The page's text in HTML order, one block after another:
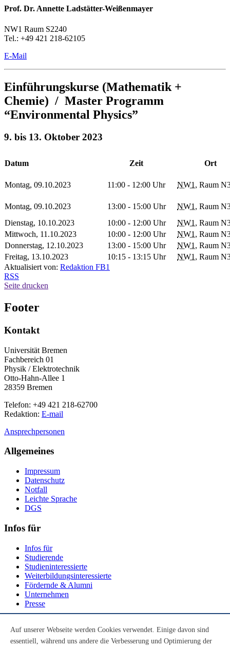
Prof. Dr. Annette Ladstätter-Weißenmayer
NW1 Raum S2240
Tel.: +49 421 218-62105
E-Mail
Einführungskurse (Mathematik +
Chemie) / Master Programm
“Environmental Physics”
9. bis 13. Oktober 2023
Datum Zeit Ort
Montag, 09.10.2023 11:00 - 12:00 Uhr NW1 , Raum
Montag, 09.10.2023 13:00 - 15:00 Uhr NW1 , Raum
Dienstag, 10.10.2023
10:00 - 12:00 Uhr NW1 , Raum
Mittwoch, 11.10.2023
10:00 - 12:00 Uhr NW1 , Raum
Donnerstag, 12.10.2023
13:00 - 15:00 Uhr NW1 , Raum
Freitag, 13.10.2023
10:15 - 13:15 Uhr NW1 , Raum
Aktualisiert von: Redaktion FB1
RSS
Seite drucken
Footer
Kontakt
Universität Bremen
Fachbereich 01
Physik / Elektrotechnik
Otto-Hahn-Allee 1
28359 Bremen
Telefon: +49 421 218-62700
Redaktion: E-mail
Ansprechpersonen
Allgemeines
Impressum
Datenschutz
Notfall
Leichte Sprache
DGS
Infos für
Infos für
Studierende
Studieninteressierte
Weiterbildungsinteressierte
Fördernde & Alumni
Unternehmen
Presse
Youtube
Auf unserer Webseite werden Cookies verwendet. Einige davon sind
essentiell, während uns andere die Verbesserung und Optimierung der